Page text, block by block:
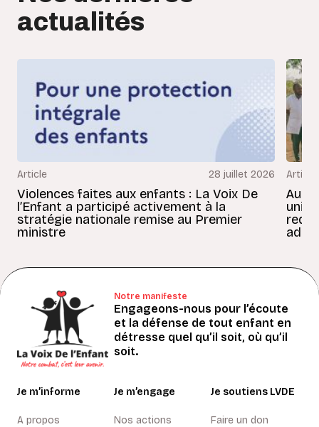
actualités
Article 28 juillet 2026
Violences faites aux enfants : La Voix De
l’Enfant a participé activement à la
stratégie nationale remise au Premier
ministre
Article
Au
Notre manifeste
Engageons-nous pour l’écoute
et la défense de tout enfant en
détresse quel qu’il soit, où qu’il
soit.
Je m’informe
A propos
Je m’engage
Nos actions
Je soutiens LVDE
Faire un don